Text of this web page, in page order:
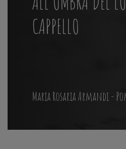
CAPPELLO
Maria Rosaria Armandi -